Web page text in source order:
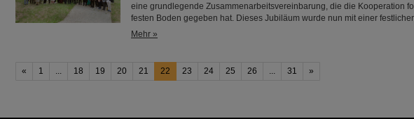
eine grundlegende Zusammenarbeitsvereinbarung, die die Kooperation
festen Boden gegeben hat. Dieses Jubiläum wurde nun mit einer
Mehr »
« 1 18 19 20 21 22 23 24 25 26 31 »